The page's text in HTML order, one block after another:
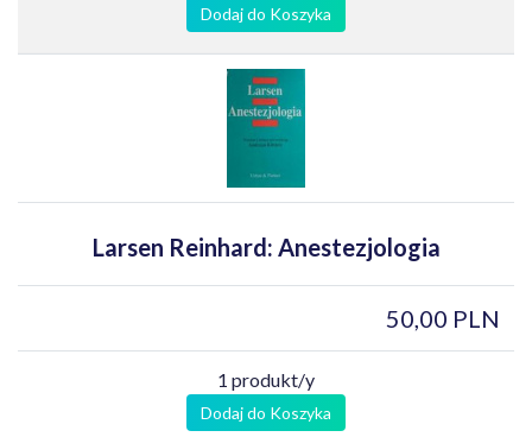
Dodaj do Koszyka
Larsen Reinhard: Anestezjologia
50,00 PLN
1 produkt/y
Dodaj do Koszyka